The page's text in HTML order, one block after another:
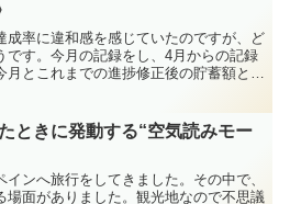
成率に違和感を感じていたのですが、ど
です。今月の記録をし、4月からの記録
とこれまでの進捗修正後の貯蓄額と達
ときに発動する“空気読みモー
ンへ旅行をしてきました。その中で、
場面がありました。観光地なので不思議